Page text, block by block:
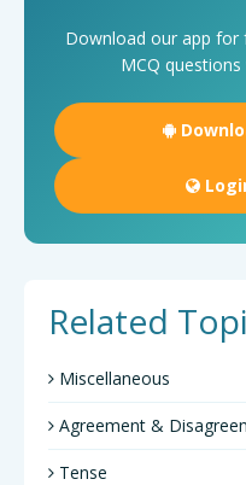
Download our app for
MCQ
Related
Miscellaneous
Agreement &
Tense